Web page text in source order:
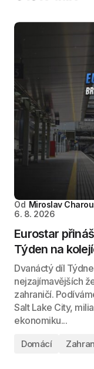
Od Miroslav
6. 8. 2026
Eurostar
Týden na
Dvanáctý díl
nejzajímavějších
zahraničí.
Salt Lake City,
ekonomiku...
Domácí